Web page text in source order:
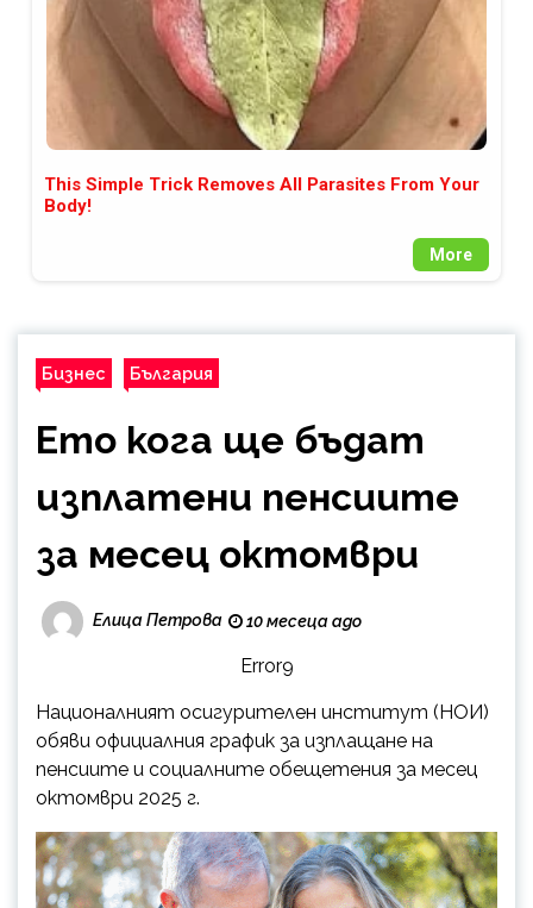
This Simple Trick Removes All Parasites From Your
Body!
More
Бизнес България
Ето кога ще бъдат
изплатени пенсиите
за месец октомври
Елица Петрова 10 месеца ago
Error9
Националният осигурителен институт (НОИ)
обяви официалния график за изплащане на
пенсиите и социалните обещетения за месец
октомври 2025 г.